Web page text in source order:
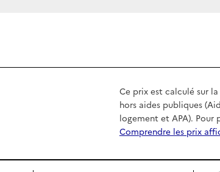
Ce prix est calculé sur
hors aides publiques
logement et APA). Pour
Comprendre les prix